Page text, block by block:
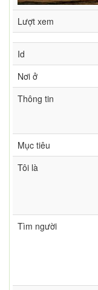
Lượt xem
Id
Nơi ở
Thông tin
Mục tiêu
Tôi là
Tìm người